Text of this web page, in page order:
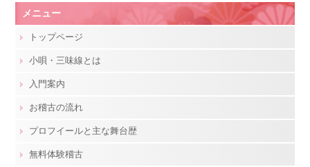
メニュー
トップページ
小唄・三味線とは
入門案内
お稽古の流れ
プロフイールと主な舞台歴
無料体験稽古